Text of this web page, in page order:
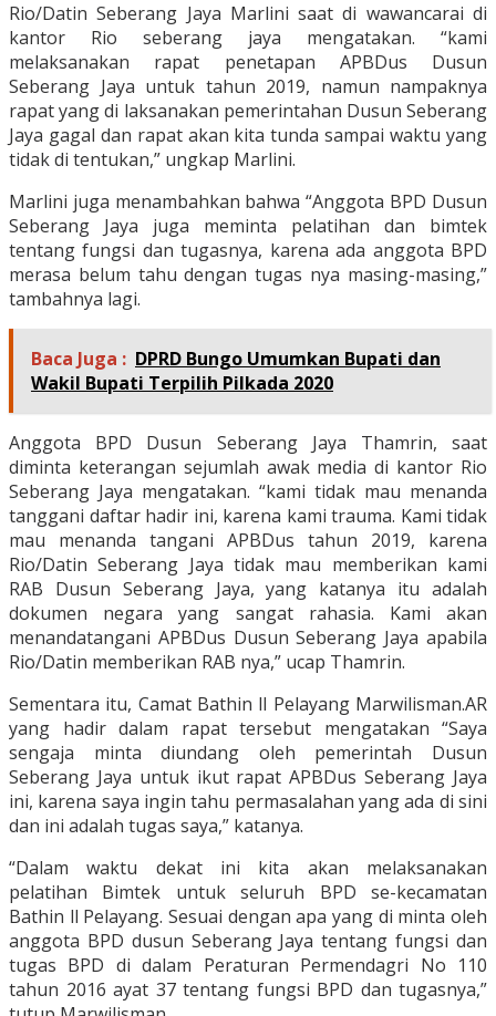
Rio/Datin Seberang Jaya Marlini saat di wawancarai di
kantor Rio seberang jaya mengatakan. “kami
melaksanakan rapat penetapan APBDus Dusun
Seberang Jaya untuk tahun 2019, namun nampaknya
rapat yang di laksanakan pemerintahan Dusun Seberang
Jaya gagal dan rapat akan kita tunda sampai waktu yang
tidak di tentukan,” ungkap Marlini.
Marlini juga menambahkan bahwa “Anggota BPD Dusun
Seberang Jaya juga meminta pelatihan dan bimtek
tentang fungsi dan tugasnya, karena ada anggota BPD
merasa belum tahu dengan tugas nya masing-masing,”
tambahnya lagi.
Baca Juga : DPRD Bungo Umumkan Bupati dan
Wakil Bupati Terpilih Pilkada 2020
Anggota BPD Dusun Seberang Jaya Thamrin, saat
diminta keterangan sejumlah awak media di kantor Rio
Seberang Jaya mengatakan. “kami tidak mau menanda
tanggani daftar hadir ini, karena kami trauma. Kami tidak
mau menanda tangani APBDus tahun 2019, karena
Rio/Datin Seberang Jaya tidak mau memberikan kami
RAB Dusun Seberang Jaya, yang katanya itu adalah
dokumen negara yang sangat rahasia. Kami akan
menandatangani APBDus Dusun Seberang Jaya apabila
Rio/Datin memberikan RAB nya,” ucap Thamrin.
Sementara itu, Camat Bathin ll Pelayang Marwilisman.AR
yang hadir dalam rapat tersebut mengatakan “Saya
sengaja minta diundang oleh pemerintah Dusun
Seberang Jaya untuk ikut rapat APBDus Seberang Jaya
ini, karena saya ingin tahu permasalahan yang ada di sini
dan ini adalah tugas saya,” katanya.
“Dalam waktu dekat ini kita akan melaksanakan
pelatihan Bimtek untuk seluruh BPD se-kecamatan
Bathin ll Pelayang. Sesuai dengan apa yang di minta oleh
anggota BPD dusun Seberang Jaya tentang fungsi dan
tugas BPD di dalam Peraturan Permendagri No 110
tahun 2016 ayat 37 tentang fungsi BPD dan tugasnya,”